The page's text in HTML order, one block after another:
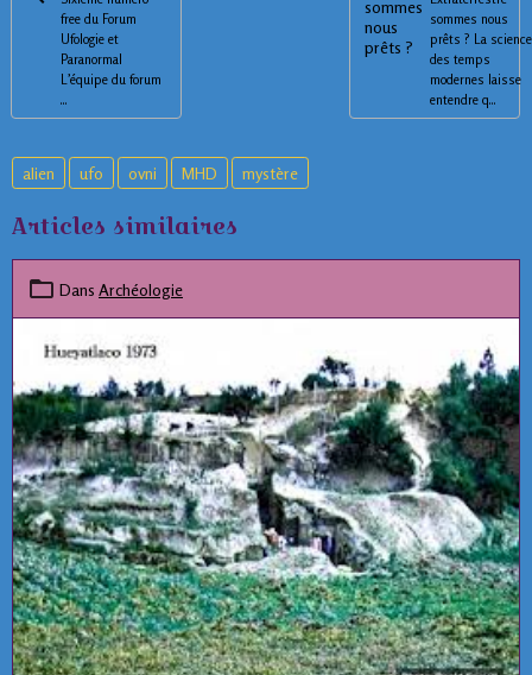
free du Forum
Ufologie et
Paranormal
L’équipe du forum
...
sommes nous
prêts ? La science
des temps
modernes laisse
entendre q...
alien ufo ovni MHD mystère
Articles similaires
Dans Archéologie